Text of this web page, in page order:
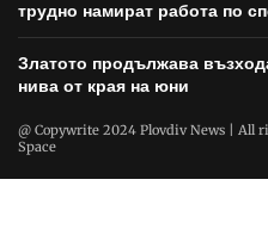
трудно намират работа по
Златото продължава
нива от края на юни
@ Copywrite 2024 Plovdiv News | All
Space